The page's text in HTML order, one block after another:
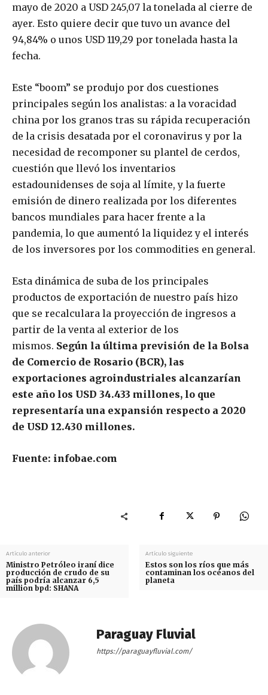
mayo de 2020 a USD 245,07 la tonelada al cierre de
ayer. Esto quiere decir que tuvo un avance del
94,84% o unos USD 119,29 por tonelada hasta la
fecha.
Este “boom” se produjo por dos cuestiones
principales según los analistas: a la voracidad
china por los granos tras su rápida recuperación
de la crisis desatada por el coronavirus y por la
necesidad de recomponer su plantel de cerdos,
cuestión que llevó los inventarios
estadounidenses de soja al límite, y la fuerte
emisión de dinero realizada por los diferentes
bancos mundiales para hacer frente a la
pandemia, lo que aumentó la liquidez y el interés
de los inversores por los commodities en general.
Esta dinámica de suba de los principales
productos de exportación de nuestro país hizo
que se recalculara la proyección de ingresos a
partir de la venta al exterior de los
mismos. Según la última previsión de la Bolsa
de Comercio de Rosario (BCR), las
exportaciones agroindustriales alcanzarían
este año los USD 34.433 millones, lo que
representaría una expansión respecto a 2020
de USD 12.430 millones.
Fuente: infobae.com
Artículo anterior
Ministro Petróleo iraní dice
producción de crudo de su
país podría alcanzar 6,5
million bpd: SHANA
Artículo siguiente
Estos son los ríos que más
contaminan los océanos del
planeta
Paraguay Fluvial
https://paraguayfluvial.com/